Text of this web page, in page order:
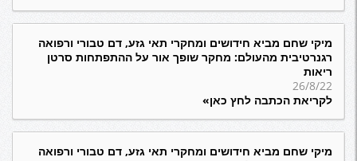
מיקי שחם מביא חידושים ומחקרי תאי גזע, דם טבורי ורפואה
רגנרטיבית מהעולם: מחקר שופך אור על ההתפתחות סרטן
ריאות
26/8/22
לקריאת הכתבה לחץ כאן»
מיקי שחם מביא חידושים ומחקרי תאי גזע, דם טבורי ורפואה